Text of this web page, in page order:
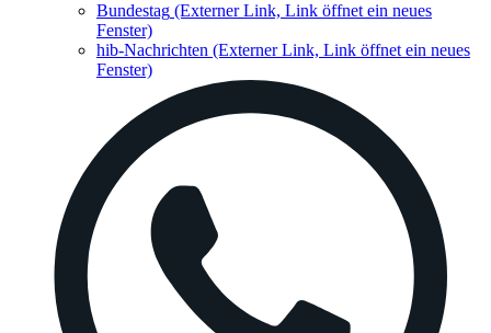
Bundestag (Externer Link, Link öffnet ein neues
Fenster)
hib-Nachrichten (Externer Link, Link öffnet ein neues
Fenster)